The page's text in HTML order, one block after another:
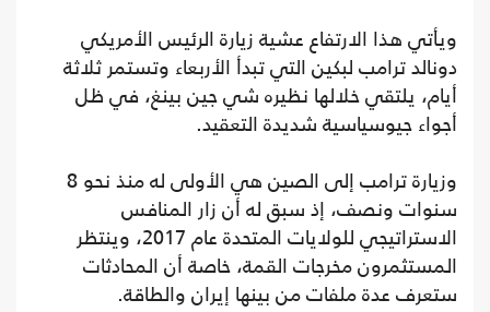
ويأتي هذا الارتفاع عشية زيارة الرئيس الأمريكي
دونالد ترامب لبكين التي تبدأ الأربعاء وتستمر ثلاثة
أيام، يلتقي خلالها نظيره شي جين بينغ، في ظل
أجواء جيوسياسية شديدة التعقيد.
وزيارة ترامب إلى الصين هي الأولى له منذ نحو 8
سنوات ونصف، إذ سبق له أن زار المنافس
الاستراتيجي للولايات المتحدة عام 2017، وينتظر
المستثمرون مخرجات القمة، خاصة أن المحادثات
ستعرف عدة ملفات من بينها إيران والطاقة.